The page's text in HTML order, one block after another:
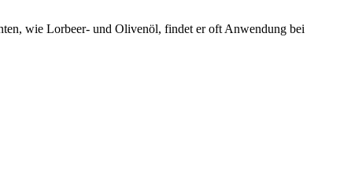
wie Lorbeer- und Olivenöl, findet er oft Anwendung bei